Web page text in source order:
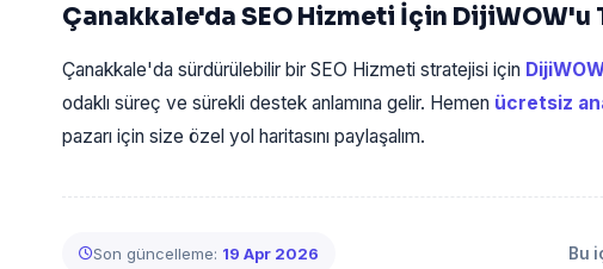
Çanakkale'da SEO Hizmeti İçin DijiWOW'u
Çanakkale'da sürdürülebilir bir SEO Hizmeti stratejisi için
odaklı süreç ve sürekli destek anlamına gelir. Hemen ücretsiz
pazarı için size özel yol haritasını paylaşalım.
Son güncelleme: 19 Apr 2026 Bu